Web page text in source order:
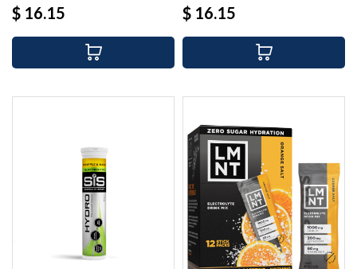
Precio
$ 16.15 Precio
$ 16.15